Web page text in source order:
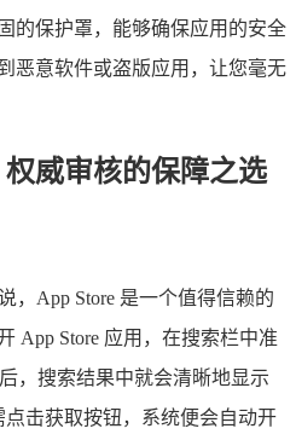
的保护罩，能够确保应用的安全
恶意软件或盗版应用，让您毫无
威审核的保障之选
，App Store 是一个值得信赖的
App Store 应用，在搜索栏中准
，搜索结果中就会清晰地显示
点击获取按钮，系统便会自动开